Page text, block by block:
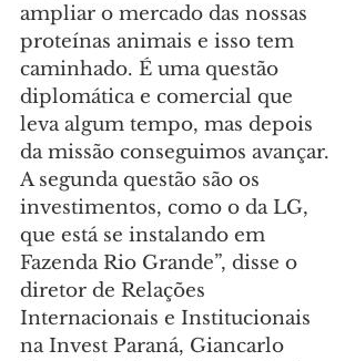
ampliar o mercado das nossas
proteínas animais e isso tem
caminhado. É uma questão
diplomática e comercial que
leva algum tempo, mas depois
da missão conseguimos avançar.
A segunda questão são os
investimentos, como o da LG,
que está se instalando em
Fazenda Rio Grande”, disse o
diretor de Relações
Internacionais e Institucionais
na Invest Paraná, Giancarlo